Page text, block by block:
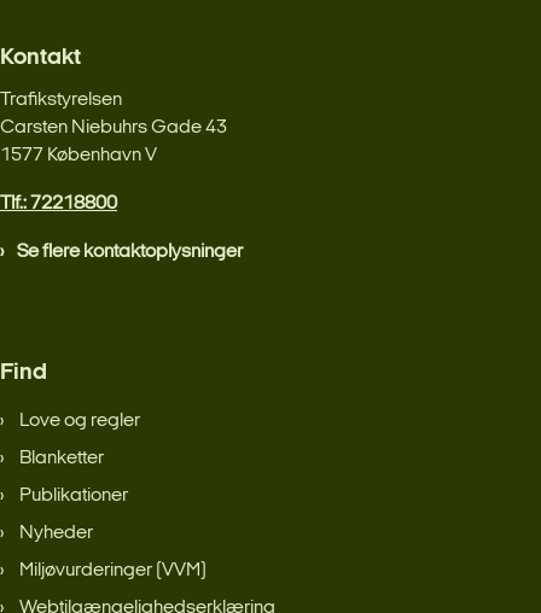
Kontakt
Trafikstyrelsen
Carsten Niebuhrs Gade 43
1577 København V
Tlf.: 72218800
Se flere kontaktoplysninger
Find
Love og regler
Blanketter
Publikationer
Nyheder
Miljøvurderinger (VVM)
Webtilgængelighedserklæring